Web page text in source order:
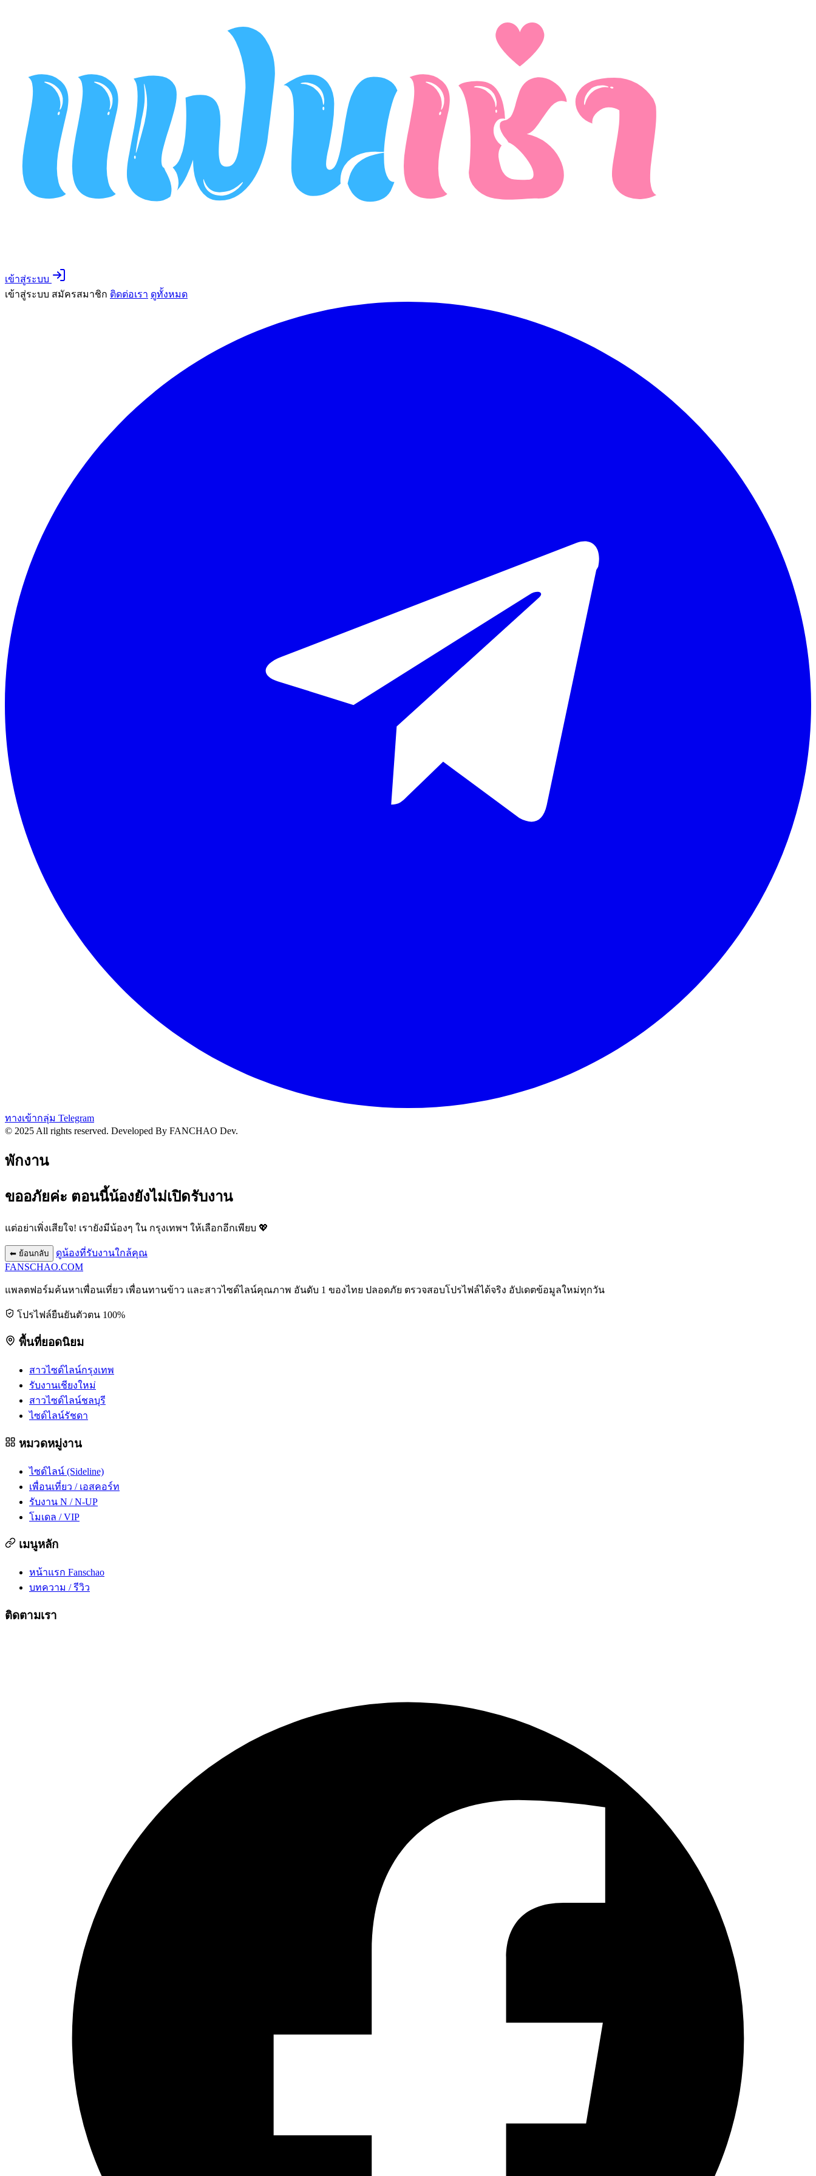
เข้าสู่ระบบ
เข้าสู่ระบบ สมัครสมาชิก ติดต่อเรา ดูทั้งหมด
ทางเข้ากลุ่ม Telegram
© 2025 All rights reserved. Developed By FANCHAO Dev.
พักงาน
ขออภัยค่ะ ตอนนี้น้องยังไม่เปิดรับงาน
แต่อย่าเพิ่งเสียใจ! เรายังมีน้องๆ ใน กรุงเทพฯ ให้เลือกอีกเพียบ 💖
⬅ ย้อนกลับ
ดูน้องที่รับงานใกล้คุณ
FANSCHAO.COM
แพลตฟอร์มค้นหาเพื่อนเที่ยว เพื่อนทานข้าว และสาวไซด์ไลน์คุณภาพ อันดับ 1 ของไทย ปลอดภัย ตรวจสอบโปรไฟล์ได้จริง อัปเดตข้อมูลใหม่ทุกวัน
โปรไฟล์ยืนยันตัวตน 100%
พื้นที่ยอดนิยม
สาวไซด์ไลน์กรุงเทพ
รับงานเชียงใหม่
สาวไซด์ไลน์ชลบุรี
ไซด์ไลน์รัชดา
หมวดหมู่งาน
ไซด์ไลน์ (Sideline)
เพื่อนเที่ยว / เอสคอร์ท
รับงาน N / N-UP
โมเดล / VIP
เมนูหลัก
หน้าแรก Fanschao
บทความ / รีวิว
ติดตามเรา